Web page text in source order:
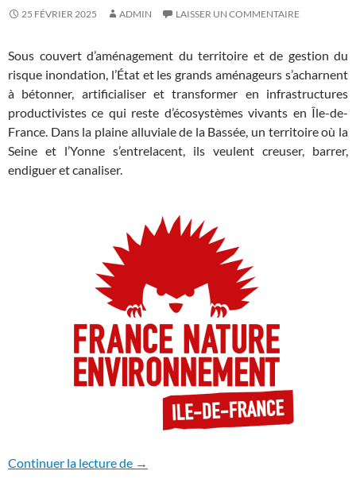
25 FÉVRIER 2025 ADMIN LAISSER UN COMMENTAIRE
Sous couvert d’aménagement du territoire et de gestion du
risque inondation, l’État et les grands aménageurs s’acharnent
à bétonner, artificialiser et transformer en infrastructures
productivistes ce qui reste d’écosystèmes vivants en Île-de-
France. Dans la plaine alluviale de la Bassée, un territoire où la
Seine et l’Yonne s’entrelacent, ils veulent creuser, barrer,
endiguer et canaliser.
Continuer la lecture de La Bassée: inonder les champs pour
→